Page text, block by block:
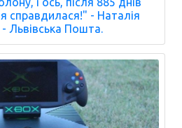
справдилася!" - Наталія
Львівська Пошта.